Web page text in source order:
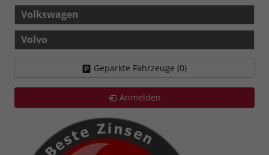
Volkswagen
Volvo
Geparkte Fahrzeuge (0)
Anmelden